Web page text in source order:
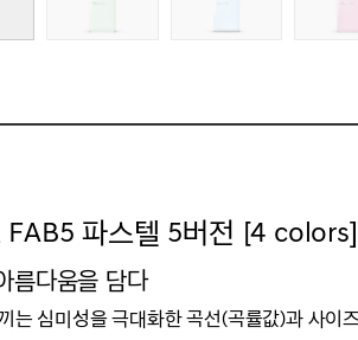
FAB5 파스텔 5버전 [4 colors]
름다움을 담다
는 심미성을 극대화한 곡선(곡률값)과 사이